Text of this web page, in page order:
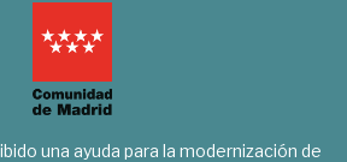
una ayuda para la modernización de